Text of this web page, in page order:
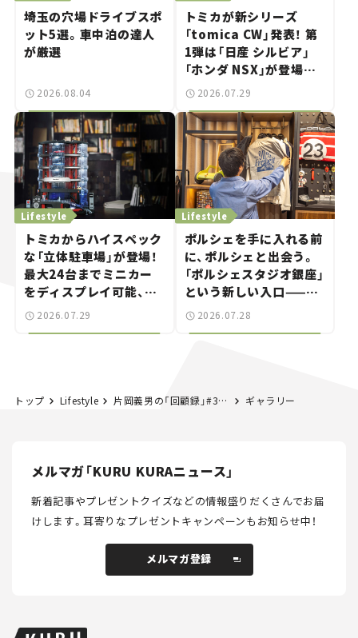
埼玉の穴場ドライブスポ
ット5選。車中泊の達人
が厳選
2026.08.04
トミカが新シリーズ
「tomica CW」発表！ 第
1弾は「日産 シルビア」
「ホンダ NSX」が登場。
世界が注目す
とホビー】
2026.07.29
トミカからハイスペック
な「立体駐車場」が登場！
最大24台までミニカー
をディスプレイ可能、特
別な「日産 GT-R
Lifestyle
2026.07.29
ポルシェを手に入れる前
に、ポルシェと出会う。
「ポルシェスタジオ銀座」
という新しい入口——連
載｜CCGとクルマでどう
Lifestyle
2026.07.28
トップ Lifestyle 片岡義男の「回顧録」#3──道路はそのままで小説になる 『湾岸道路』と『夜霧の第二国道』 ギャラリー
メルマガ「KURU KURAニュース」
新着記事やプレゼントクイズなどの情報盛りだくさんでお届
けします。耳寄りなプレゼントキャンペーンもお知らせ中！
メルマガ登録